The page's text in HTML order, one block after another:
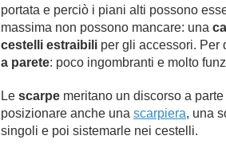
portata e perciò i piani alti possono
massima non possono mancare: una
cestelli estraibili per gli accessori. Per
a parete: poco ingombranti e molto
Le scarpe meritano un discorso a
posizionare anche una scarpiera, una
singoli e poi sistemarle nei cestelli.